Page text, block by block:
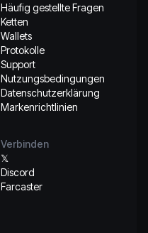
Häufig gestellte Fragen
Ketten
Wallets
Protokolle
Support
Nutzungsbedingungen
Datenschutzerklärung
Markenrichtlinien
Verbinden
𝕏
Discord
Farcaster